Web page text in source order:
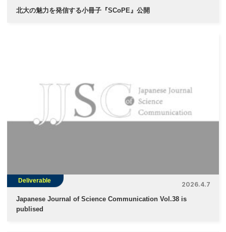
北大の魅力を発信する小冊子『SCoPE』公開
Deliverable
2026.4.7
Japanese Journal of Science Communication Vol.38 is
publised